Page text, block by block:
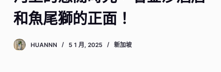
和魚尾獅的正面！
HUANNN 5 1 月, 2025 新加坡